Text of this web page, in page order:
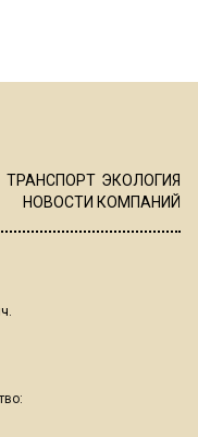
ТРАНСПОРТ ЭКОЛОГИЯ
НОВОСТИ КОМПАНИЙ